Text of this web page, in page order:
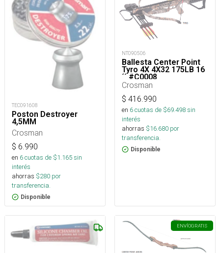
TEC091608
Poston Destroyer
4,5MM
Crosman
$ 6.990
en 6cuotas de $1.165sin
interés
ahorras $280 por
transferencia.
Disponible
NT090506
Ballesta Center Point
Tyro 4X 4X32 175LB 16
´´ #C0008
Crosman
$ 416.990
en 6cuotas de $69.498sin
interés
ahorras $16.680 por
transferencia.
Disponible
ENVÍOGRATIS